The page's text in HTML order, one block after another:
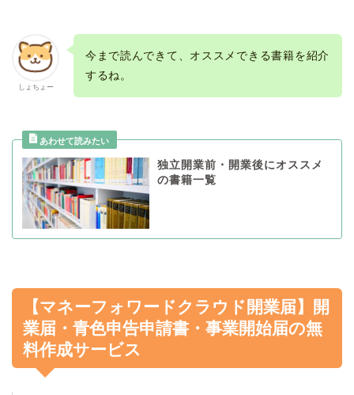
しょちょー
今まで読んできて、オススメできる書籍を紹介
するね。
独立開業前・開業後にオススメ
の書籍一覧
【マネーフォワードクラウド開業届】開
業届・青色申告申請書・事業開始届の無
料作成サービス